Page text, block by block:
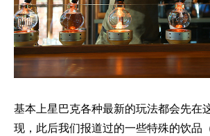
基本上星巴克各种最新的玩法都会先在
现，此后我们报道过的一些特殊的饮品